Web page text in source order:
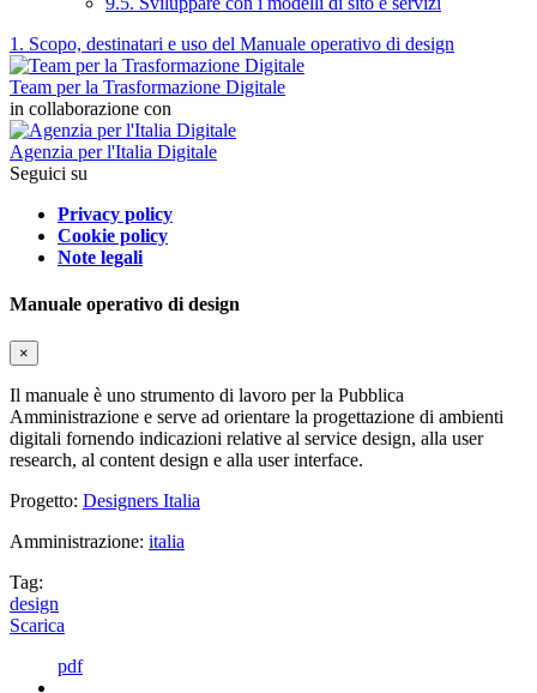
1. Scopo, destinatari e uso del Manuale operativo di design
Team per la Trasformazione Digitale
in collaborazione con
Agenzia per l'Italia Digitale
Seguici su
Privacy policy
Cookie policy
Note legali
Manuale operativo di design
×
Il manuale è uno strumento di lavoro per la Pubblica
Amministrazione e serve ad orientare la progettazione di ambienti
digitali fornendo indicazioni relative al service design, alla user
research, al content design e alla user interface.
Progetto: Designers Italia
Amministrazione: italia
Tag:
design
Scarica
pdf